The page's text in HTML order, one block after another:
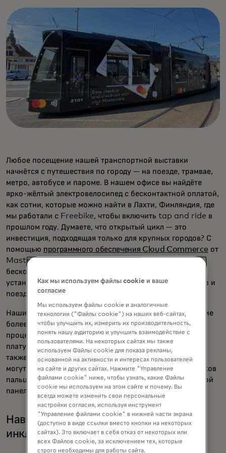
Любое посещение нашей транспортной выставки
начнётся с путешествия по городу — на поезде, трамвае,
метро, автобусе и пароме. В нашем офисе вы найдёте
ярко-жёлтый электровелосипед с бесконтактной оплатой,
как сотни, которые можно найти в Лахти, Финляндия, где
мы работали с Freebike, чтобы включить tap and ride в
прошлом году. Думаете, что открытый цикл — это
инвестиция, подходящая только для крупных городов? С
помощью программного обеспечения Cloud Commerce от
Mastercard любой смартфон можно превратить в
бесконтактное устройство для приема платежей —
установленное на вашем автобусе и готовое к нажатию и
поездке.
Наши усилия по мобильности расширяются на создание
более удобных и интуитивно понятных платежных
процессов для водителей, включая заправку, парковку,
плату за проезд и зарядку электромобилей, чтобы вы
также могли наблюдать, как водители Mercedes-Benz
могут совершать платежи с помощью датчика отпечатков
пальцев в своей развлекательной системе на приборной
панели.
Навигация по городам с учётом
инклюзии
Как мы используем файлы cookie и ваше
согласие
Мы используем файлы cookie и аналогичные
технологии ("Файлы cookie") на наших веб-сайтах,
чтобы улучшить их, измерить их производительность,
понять нашу аудиторию и улучшить взаимодействие с
пользователями. На некоторых сайтах мы также
используем Файлы cookie для показа рекламы,
основанной на активности и интересах пользователей
на сайте и других сайтах. Нажмите "Управление
файлами cookie" ниже, чтобы узнать, какие Файлы
cookie мы используем на этом сайте и почему. Вы
всегда можете изменить свои персональные
настройки согласия, используя инструмент
"Управление файлами cookie" в нижней части экрана
(доступно в виде ссылки вместо кнопки на некоторых
сайтах). Это включает в себя отказ от некоторых или
всех Файлов cookie, за исключением тех, которые
строго необходимы для работы сайта.